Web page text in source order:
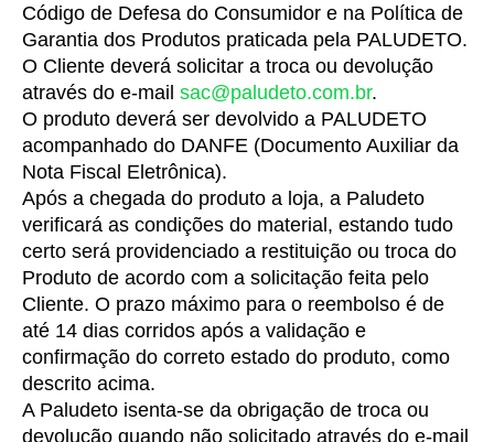
Código de Defesa do Consumidor e na Política de
Garantia dos Produtos praticada pela PALUDETO.
O Cliente deverá solicitar a troca ou devolução
através do e-mail sac@paludeto.com.br.
O produto deverá ser devolvido a PALUDETO
acompanhado do DANFE (Documento Auxiliar da
Nota Fiscal Eletrônica).
Após a chegada do produto a loja, a Paludeto
verificará as condições do material, estando tudo
certo será providenciado a restituição ou troca do
Produto de acordo com a solicitação feita pelo
Cliente. O prazo máximo para o reembolso é de
até 14 dias corridos após a validação e
confirmação do correto estado do produto, como
descrito acima.
A Paludeto isenta-se da obrigação de troca ou